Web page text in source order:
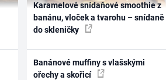
Karamelové snídaňové smoothie z
banánu, vloček a tvarohu – snídaně
do skleničky
Banánové muffiny s vlašskými
ořechy a skořicí